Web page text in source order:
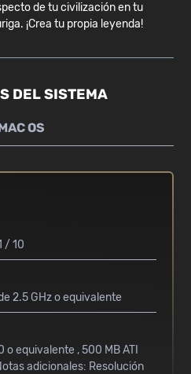
de tu civilización en tu
¡Crea tu propia leyenda!
DEL SISTEMA
OS
/ 10
2.5 GHz o equivalente
o equivalente , 500 MB ATI
adicionales: Resolución